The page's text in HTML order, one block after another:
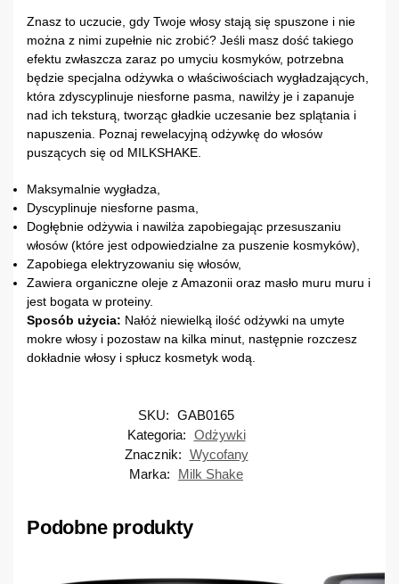
Znasz to uczucie, gdy Twoje włosy stają się spuszone i nie
można z nimi zupełnie nic zrobić? Jeśli masz dość takiego
efektu zwłaszcza zaraz po umyciu kosmyków, potrzebna
będzie specjalna odżywka o właściwościach wygładzających,
która zdyscyplinuje niesforne pasma, nawilży je i zapanuje
nad ich teksturą, tworząc gładkie uczesanie bez splątania i
napuszenia. Poznaj rewelacyjną odżywkę do włosów
puszących się od MILKSHAKE.
Maksymalnie wygładza,
Dyscyplinuje niesforne pasma,
Dogłębnie odżywia i nawilża zapobiegając przesuszaniu
włosów (które jest odpowiedzialne za puszenie kosmyków),
Zapobiega elektryzowaniu się włosów,
Zawiera organiczne oleje z Amazonii oraz masło muru muru i
jest bogata w proteiny.
Sposób użycia: Nałóż niewielką ilość odżywki na umyte
mokre włosy i pozostaw na kilka minut, następnie rozczesz
dokładnie włosy i spłucz kosmetyk wodą.
SKU: GAB0165
Kategoria: Odżywki
Znacznik: Wycofany
Marka:
Milk Shake
Podobne produkty